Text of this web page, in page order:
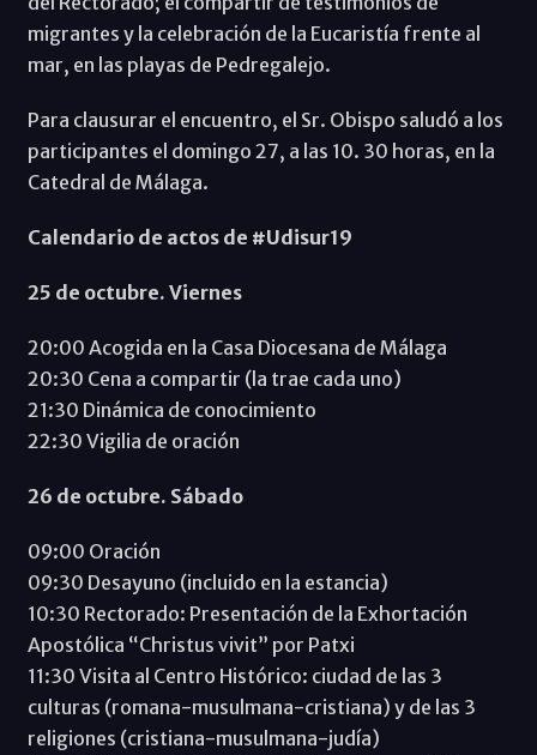
migrantes y la celebración de la Eucaristía frente al
mar, en las playas de Pedregalejo.
Para clausurar el encuentro, el Sr. Obispo saludó a los
participantes el domingo 27, a las 10. 30 horas, en la
Catedral de Málaga.
Calendario de actos de #Udisur19
25 de octubre. Viernes
20:00 Acogida en la Casa Diocesana de Málaga
20:30 Cena a compartir (la trae cada uno)
21:30 Dinámica de conocimiento
22:30 Vigilia de oración
26 de octubre. Sábado
09:00 Oración
09:30 Desayuno (incluido en la estancia)
10:30 Rectorado: Presentación de la Exhortación
Apostólica “Christus vivit” por Patxi
11:30 Visita al Centro Histórico: ciudad de las 3
culturas (romana-musulmana-cristiana) y de las 3
religiones (cristiana-musulmana-judía)